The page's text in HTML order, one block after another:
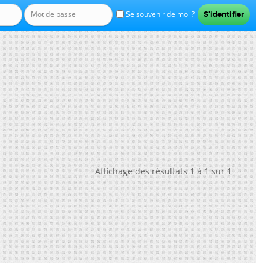
Se souvenir de moi ?
Affichage des résultats 1 à 1 sur 1